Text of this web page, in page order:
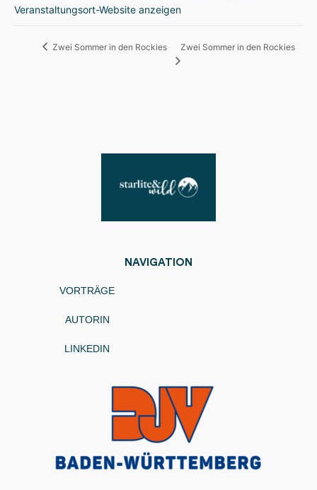
Veranstaltungsort-Website anzeigen
Zwei Sommer in den Rockies Zwei Sommer in den Rockies
NAVIGATION
VORTRÄGE
AUTORIN
LINKEDIN